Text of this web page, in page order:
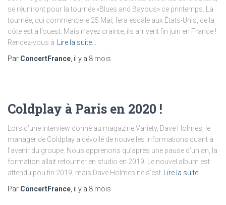
se réuniront pour la tournée «Blues and Bayous» ce printemps. La
tournée, qui commence le 25 Mai, fera escale aux États-Unis, de la
côte est à l’ouest. Mais n’ayez crainte, ils arrivent fin juin en France !
Rendez-vous à
Lire la suite…
Par ConcertFrance , il y a 8 mois
Coldplay à Paris en 2020 !
Lors d’une interview donné au magazine Variety, Dave Holmes, le
manager de Coldplay a dévoilé de nouvelles informations quant à
l’avenir du groupe. Nous apprenons qu’après une pause d’un an, la
formation allait retourner en studio en 2019. Le nouvel album est
attendu pou fin 2019, mais Dave Holmes ne s’est
Lire la suite…
Par ConcertFrance , il y a 8 mois